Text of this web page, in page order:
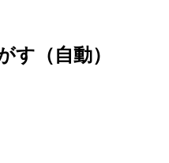
す（自動）